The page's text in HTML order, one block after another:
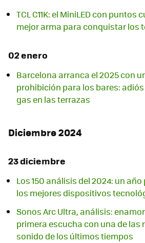
TCL C11K: el MiniLED con
mejor arma para conquistar los
02 enero
Barcelona arranca el 2025 con
prohibición para los bares:
gas en las terrazas
Diciembre 2024
23 diciembre
Los 150 análisis del 2024: un
los mejores dispositivos
Sonos Arc Ultra, análisis:
primera escucha con una de las
sonido de los últimos tiempos